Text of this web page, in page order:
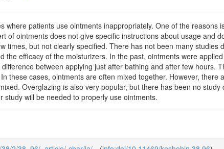
where patients use ointments inappropriately. One of the reasons
of ointments does not give specific instructions about usage and
times, but not clearly specified. There has not been many
the efficacy of the moisturizers. In the past, ointments were
between applying just after bathing and after few hours.
these cases, ointments are often mixed together. However,
Overglazing is also very popular, but there has been no
study will be needed to properly use ointments.